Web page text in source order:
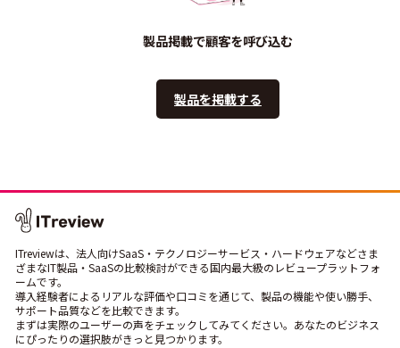
製品掲載で顧客を呼び込む
製品を掲載する
ITreviewは、法人向けSaaS・テクノロジーサービス・ハードウェアなどさま
ざまなIT製品・SaaSの比較検討ができる国内最大級のレビュープラットフォ
ームです。
導入経験者によるリアルな評価や口コミを通じて、製品の機能や使い勝手、
サポート品質などを比較できます。
まずは実際のユーザーの声をチェックしてみてください。あなたのビジネス
にぴったりの選択肢がきっと見つかります。